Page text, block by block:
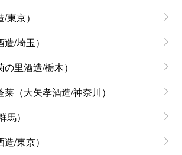
東京）
/埼玉）
里酒造/栃木）
（大矢孝酒造/神奈川）
）
/東京）